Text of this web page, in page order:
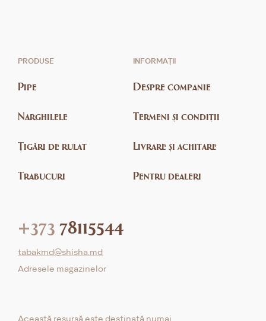
PRODUSE
Pipe
Narghilele
Țigări de rulat
Trabucuri
INFORMAȚII
Despre companie
Termeni și condiții
Livrare și achitare
Pentru dealeri
+373 78115544
tabakmd@shisha.md
Adresele magazinelor
Această resursă este destinată numai